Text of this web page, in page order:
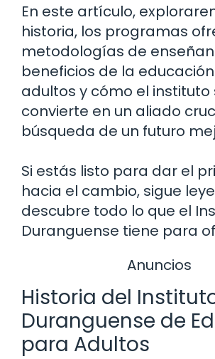
En este artículo,
historia, los programas
metodologías de
beneficios de la
adultos y cómo el instituto
convierte en un aliado
búsqueda de un futuro
Si estás listo para dar el
hacia el cambio, sigue
descubre todo lo que el
Duranguense tiene para
Anuncios
Historia del
Duranguense de
para Adultos